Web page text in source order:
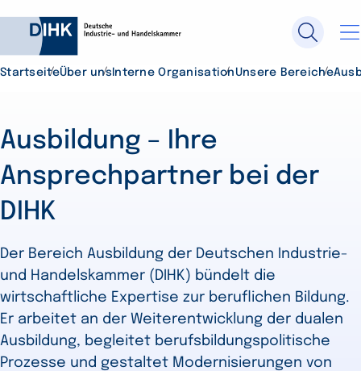
StartseiteÜber uns Interne Organisation Unsere Bereiche
Ausbildung – Ihre
Ansprechpartner bei der
DIHK
Der Bereich Ausbildung der Deutschen Industrie-
und Handelskammer (DIHK) bündelt die
wirtschaftliche Expertise zur beruflichen Bildung.
Er arbeitet an der Weiterentwicklung der dualen
Ausbildung, begleitet berufsbildungspolitische
Prozesse und gestaltet Modernisierungen von